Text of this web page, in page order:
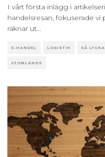
I vårt första inlägg i
handelsresan, fokuserade
räknar ut...
E-HANDEL LOGISTIK SÅ
UTOMLANDS